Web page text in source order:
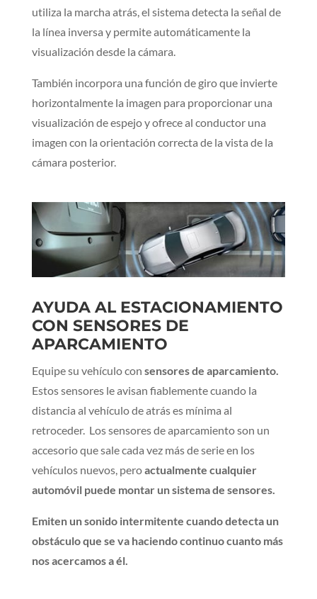
utiliza la marcha atrás, el sistema detecta la señal de
la línea inversa y permite automáticamente la
visualización desde la cámara.
También incorpora una función de giro que invierte
horizontalmente la imagen para proporcionar una
visualización de espejo y ofrece al conductor una
imagen con la orientación correcta de la vista de la
cámara posterior.
AYUDA AL ESTACIONAMIENTO
CON SENSORES DE
APARCAMIENTO
Equipe su vehículo con sensores de aparcamiento.
Estos sensores le avisan fiablemente cuando la
distancia al vehículo de atrás es mínima al
retroceder. Los sensores de aparcamiento son un
accesorio que sale cada vez más de serie en los
vehículos nuevos, peroactualmente cualquier
automóvil puede montar un sistema de sensores.
Emiten un sonido intermitente cuando detecta un
obstáculo que se va haciendo continuo cuanto más
nos acercamos a él.